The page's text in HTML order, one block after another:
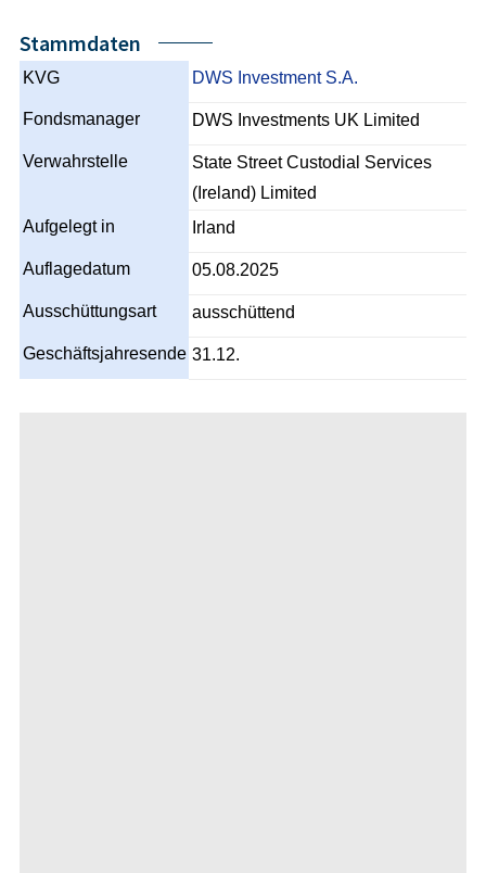
Stammdaten
KVG DWS Investment S.A.
Fondsmanager DWS Investments UK Limited
Verwahrstelle
State Street Custodial Services
(Ireland) Limited
Aufgelegt in
Irland
Auflagedatum 05.08.2025
Ausschüttungsart ausschüttend
Geschäftsjahresende 31.12.